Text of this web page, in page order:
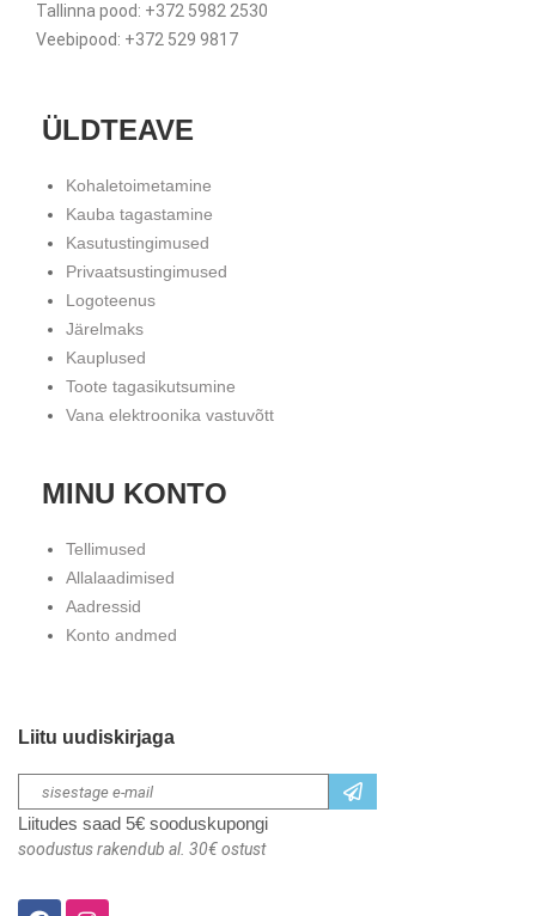
Tallinna pood: +372 5982 2530
Veebipood: +372 529 9817
ÜLDTEAVE
Kohaletoimetamine
Kauba tagastamine
Kasutustingimused
Privaatsustingimused
Logoteenus
Järelmaks
Kauplused
Toote tagasikutsumine
Vana elektroonika vastuvõtt
MINU KONTO
Tellimused
Allalaadimised
Aadressid
Konto andmed
Liitu uudiskirjaga
Liitudes saad 5€ sooduskupongi
soodustus rakendub al. 30€ ostust